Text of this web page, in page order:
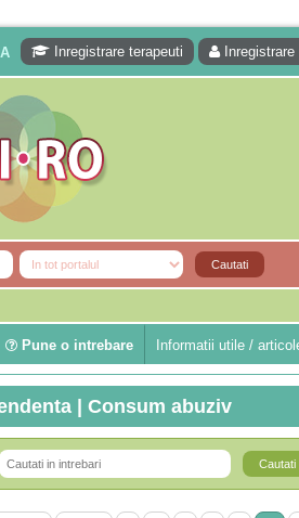
Inregistrare terapeuti Inregistrare
Pune o intrebare Informatii utile /
| Consum abuziv